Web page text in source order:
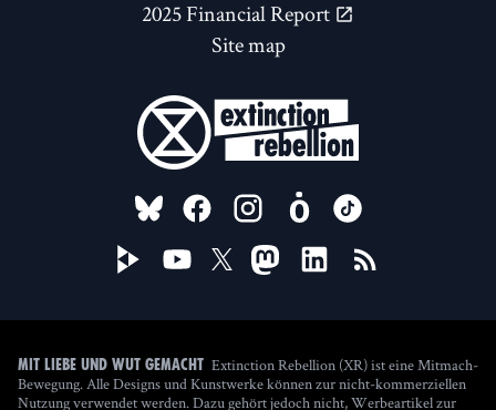
2025 Financial Report
Site map
FOLLOW US ON
Mit Liebe und Wut gemacht Extinction Rebellion (XR) ist eine Mitmach-
Bewegung. Alle Designs und Kunstwerke können zur nicht-kommerziellen
Nutzung verwendet werden. Dazu gehört jedoch nicht, Werbeartikel zur